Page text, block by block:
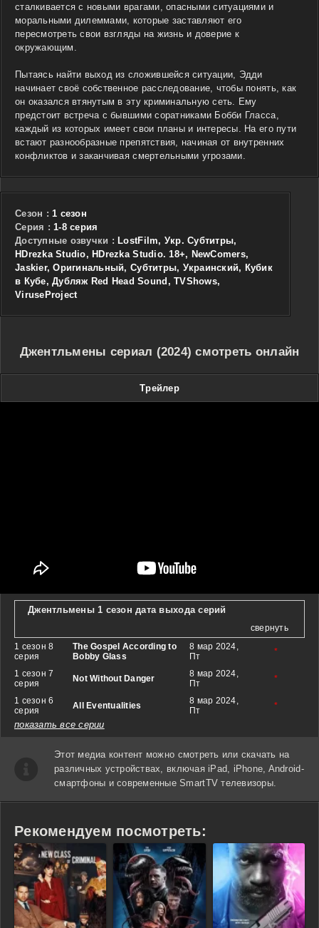
сталкивается с новыми врагами, опасными ситуациями и
моральными дилеммами, которые заставляют его
пересмотреть свои взгляды на жизнь и доверие к
окружающим.
Пытаясь найти выход из сложившейся ситуации, Эдди
начинает своё собственное расследование, чтобы понять, как
он оказался втянутым в эту криминальную сеть. Ему
предстоит встреча с бывшими соратниками Бобби Гласса,
каждый из которых имеет свои планы и интересы. На его пути
встают разнообразные препятствия, начиная от внутренних
конфликтов и заканчивая смертельными угрозами.
Сезон : 1 сезон
Cерия : 1-8 серия
Доступные озвучки : LostFilm, Укр. Субтитры,
HDrezka Studio, HDrezka Studio. 18+, NewComers,
Jaskier, Оригинальный, Субтитры, Украинский, Кубик
в Кубе, Дубляж Red Head Sound, TVShows,
ViruseProject
Джентльмены сериал (2024) смотреть онлайн
Трейлер
Джентльмены 1 сезон дата выхода серий
свернуть
1 сезон 8
серия
The Gospel According to
Bobby Glass
8 мар 2024,
Пт
*
1 сезон 7
серия
Not Without Danger
8 мар 2024,
Пт
*
1 сезон 6
серия
All Eventualities
8 мар 2024,
Пт
*
показать все серии
Этот медиа контент можно смотреть или скачать на
различных устройствах, включая iPad, iPhone, Android-
смартфоны и современные SmartTV телевизоры.
Рекомендуем посмотреть: